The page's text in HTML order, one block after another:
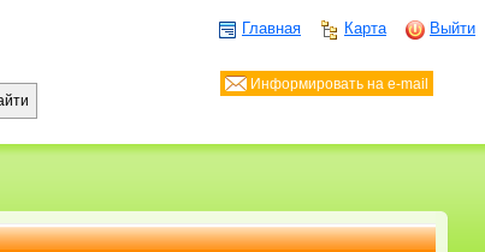
Главная Карта Выйти
Информировать на e-mail